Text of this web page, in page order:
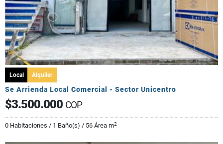
Local Alquiler
Se Arrienda Local Comercial - Sector Unicentro
$3.500.000 COP
0 Habitaciones / 1 Baño(s) / 56 Área m2